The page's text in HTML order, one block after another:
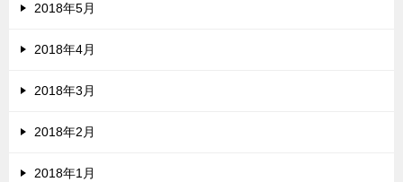
2018年5月
2018年4月
2018年3月
2018年2月
2018年1月